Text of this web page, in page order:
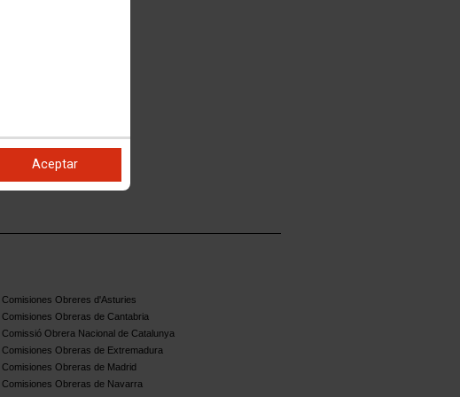
Aceptar
Comisiones Obreres d'Asturies
Comisiones Obreras de Cantabria
Comissió Obrera Nacional de Catalunya
Comisiones Obreras de Extremadura
Comisiones Obreras de Madrid
Comisiones Obreras de Navarra